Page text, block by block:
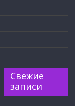
Свежие
записи